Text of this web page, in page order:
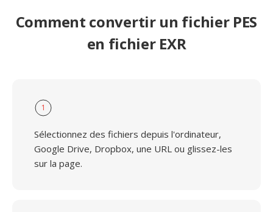
Comment convertir un fichier PES
en fichier EXR
1
Sélectionnez des fichiers depuis l'ordinateur,
Google Drive, Dropbox, une URL ou glissez-les
sur la page.